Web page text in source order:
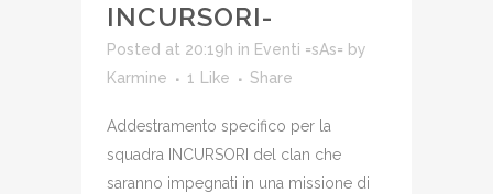
INCURSORI-
Posted at 20:19h in Eventi =sAs= by
Karmine
1 Like Share
Addestramento specifico per la
squadra INCURSORI del clan che
saranno impegnati in una missione di